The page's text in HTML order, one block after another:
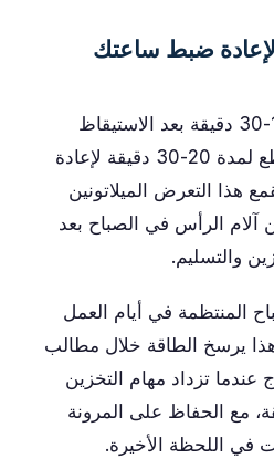
ضبط ساعتك
ابدأ بالخروج في غضون 15-30 دقيقة بعد الاستيقاظ
وتعرض لضوء خارجي ساطع لمدة 20-30 دقيقة لإعادة
هذا التعرض الميلاتونين
آلام الرأس في الصباح بعد
والتسليم.
المنتظمة في أيام العمل
يرسخ الطاقة خلال مطالب
تزداد مهام التخزين
مع الحفاظ على المرونة
في اللحظة الأخيرة.